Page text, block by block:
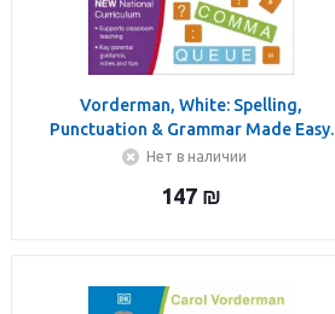
Vorderman, White: Spelling,
Punctuation & Grammar Made Easy.
Ages 10-11. Key Stage 2
Нет в наличии
147 ₪